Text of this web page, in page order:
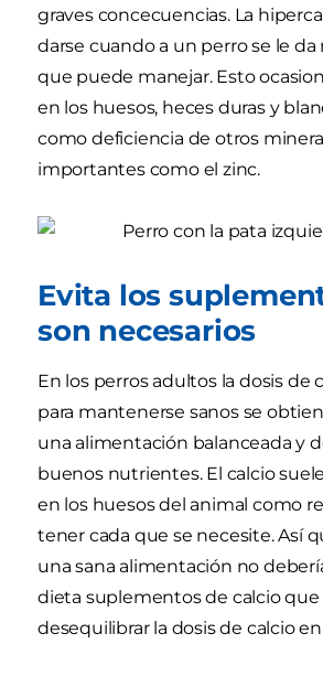
graves concecuencias. La
darse cuando a un perro se le da
que puede manejar. Esto
en los huesos, heces duras y
como deficiencia de otros
importantes como el zinc.
Evita los
son necesarios
En los perros adultos la dosis de
para mantenerse sanos se
una alimentación balanceada y
buenos nutrientes. El calcio
en los huesos del animal como
tener cada que se necesite. Así
una sana alimentación no
dieta suplementos de calcio
desequilibrar la dosis de calcio